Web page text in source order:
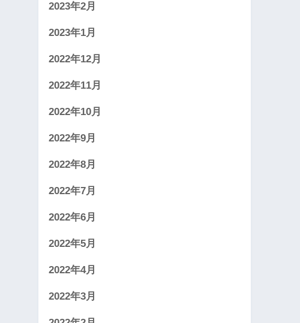
2023年2月
2023年1月
2022年12月
2022年11月
2022年10月
2022年9月
2022年8月
2022年7月
2022年6月
2022年5月
2022年4月
2022年3月